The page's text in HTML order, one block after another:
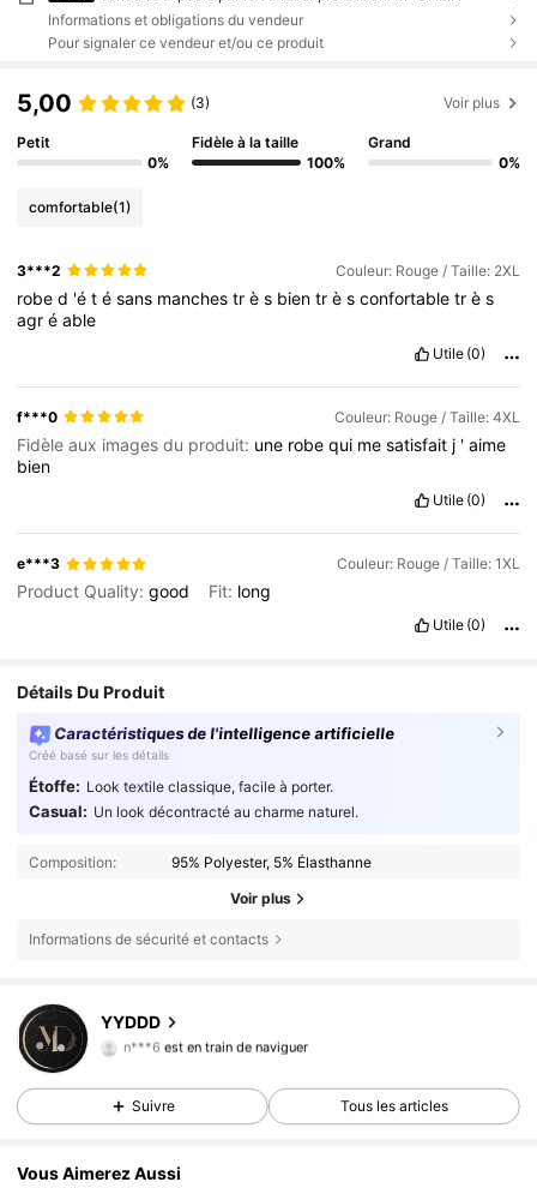
Informations et obligations du vendeur
Pour signaler ce vendeur et/ou ce produit
5,00 (3) Voir plus
Petit
0%
Fidèle à la taille
100%
Grand
0%
comfortable(1)
3***2 Couleur: Rouge / Taille: 2XL
robed 'étésans manchestrès bientrèsconfortabletrès
agréable
Utile (0)
f***0 Couleur: Rouge / Taille: 4XL
Fidèle aux images du produit: une robequi mesatisfait j 'aime
bien
Utile (0)
e***3 Couleur: Rouge / Taille: 1XL
Product Quality:good Fit: long
Utile (0)
Détails Du Produit
Caractéristiques de l'intelligence artificielle
Créé basé sur les détails
Étoffe: Look textile classique, facile à porter.
Casual: Un look décontracté au charme naturel.
Composition: 95% Polyester, 5% Élasthanne
Voir plus
Informations de sécurité et contacts
YYDDD
4,81
5.1K Suiveurs
n***6 est en train de naviguer
4,81 5.1K Suiveurs
Suivre Tous les articles
Vous Aimerez Aussi